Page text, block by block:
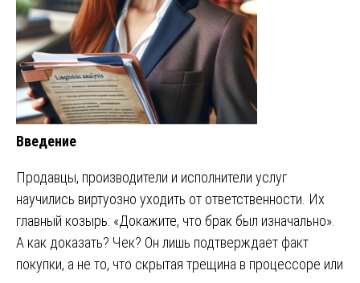
Введение
Продавцы, производители и исполнители услуг
научились виртуозно уходить от ответственности. Их
главный козырь: «Докажите, что брак был изначально».
А как доказать? Чек? Он лишь подтверждает факт
покупки, а не то, что скрытая трещина в процессоре или